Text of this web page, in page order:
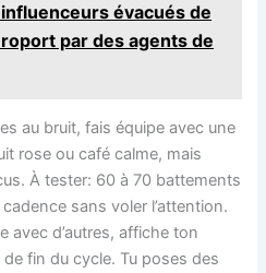
évacués de
par des agents de
au bruit, fais équipe avec une
rose ou café calme, mais
À tester: 60 à 70 battements
sans voler l’attention.
avec d’autres, affiche ton
de fin du cycle. Tu poses des